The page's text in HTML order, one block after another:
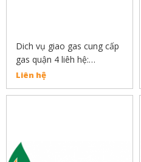
Dich vụ giao gas cung cấp
gas quận 4 liêh hệ:
0889132919
Liên hệ